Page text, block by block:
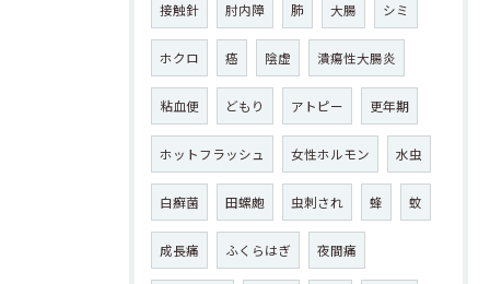
接触針 肘内障 肺 大腸 シミ
ホクロ 癌 陰虚 潰瘍性大腸炎
粘血便 どもり アトピー 更年期
ホットフラッシュ 女性ホルモン 水虫
白癬菌 田螺皰 虫刺され 蜂 蚊
成長痛 ふくらはぎ 夜間痛